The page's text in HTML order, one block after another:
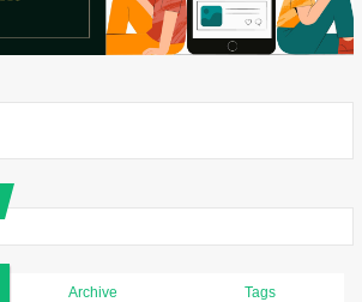
Archive Tags